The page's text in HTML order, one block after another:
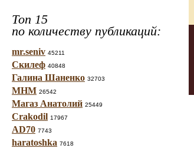
Топ 15
по количеству публикаций:
mr.seniv 45211
Скилеф 40848
Галина Шаненко 32703
МНМ 26542
Магаз Анатолий 25449
Crakodil 17967
AD70 7743
haratoshka 7618